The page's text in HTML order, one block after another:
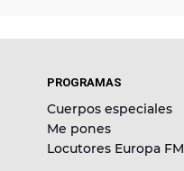
PROGRAMAS
Cuerpos especiales
Me pones
Locutores Europa FM